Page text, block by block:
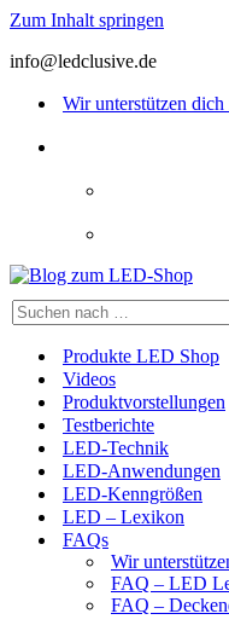
Zum Inhalt springen
info@ledclusive.de
Wir unterstützen
Suchen
nach …
Produkte LED Shop
Videos
Produktvorstellungen
Testberichte
LED-Technik
LED-Anwendungen
LED-Kenngrößen
LED – Lexikon
FAQs
Wir
FAQ – LED
FAQ –